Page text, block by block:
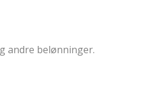
andre belønninger.